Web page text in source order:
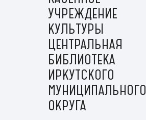
УЧРЕЖДЕНИЕ
КУЛЬТУРЫ
ЦЕНТРАЛЬНАЯ
БИБЛИОТЕКА
ИРКУТСКОГО
МУНИЦИПАЛЬНОГО
ОКРУГА